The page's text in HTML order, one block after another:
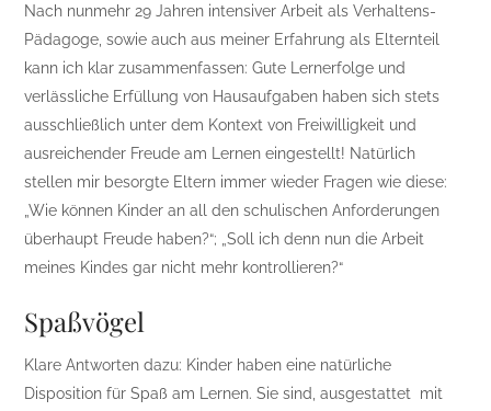
Nach nunmehr 29 Jahren intensiver Arbeit als Verhaltens-
Pädagoge, sowie auch aus meiner Erfahrung als Elternteil
kann ich klar zusammenfassen: Gute Lernerfolge und
verlässliche Erfüllung von Hausaufgaben haben sich stets
ausschließlich unter dem Kontext von Freiwilligkeit und
ausreichender Freude am Lernen eingestellt! Natürlich
stellen mir besorgte Eltern immer wieder Fragen wie diese:
„Wie können Kinder an all den schulischen Anforderungen
überhaupt Freude haben?“; „Soll ich denn nun die Arbeit
meines Kindes gar nicht mehr kontrollieren?“
Spaßvögel
Klare Antworten dazu: Kinder haben eine natürliche
Disposition für Spaß am Lernen. Sie sind, ausgestattet mit